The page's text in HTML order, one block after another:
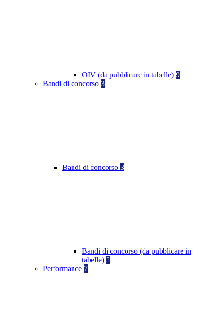
OIV (da pubblicare in tabelle) 9
Bandi di concorso 3
Bandi di concorso 3
Bandi di concorso (da pubblicare in
tabelle) 3
Performance 7